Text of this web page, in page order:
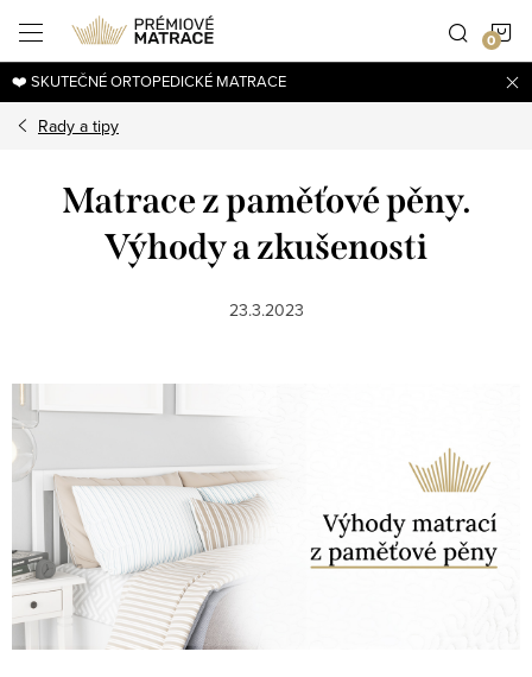
obsah
❤️ SKUTEČNÉ ORTOPEDICKÉ MATRACE
Rady a tipy
Matrace z paměťové pěny.
Výhody a zkušenosti
23.3.2023